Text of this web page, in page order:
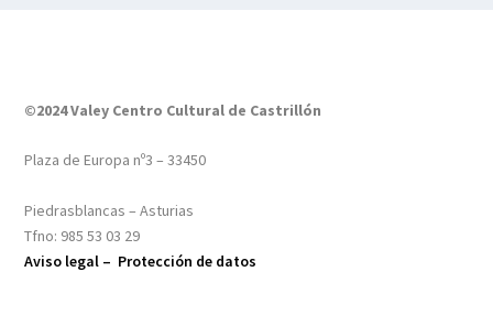
©2024 Valey Centro Cultural de Castrillón
Plaza de Europa nº3 – 33450
Piedrasblancas – Asturias
Tfno: 985 53 03 29
Aviso legal – Protección de datos